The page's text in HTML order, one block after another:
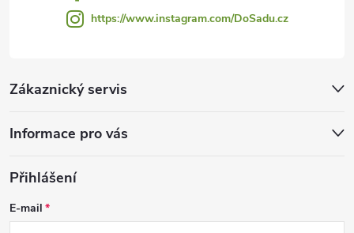
Zákaznický servis
Informace pro vás
https://www.instagram.com/DoSadu.cz
Přihlášení
E-mail